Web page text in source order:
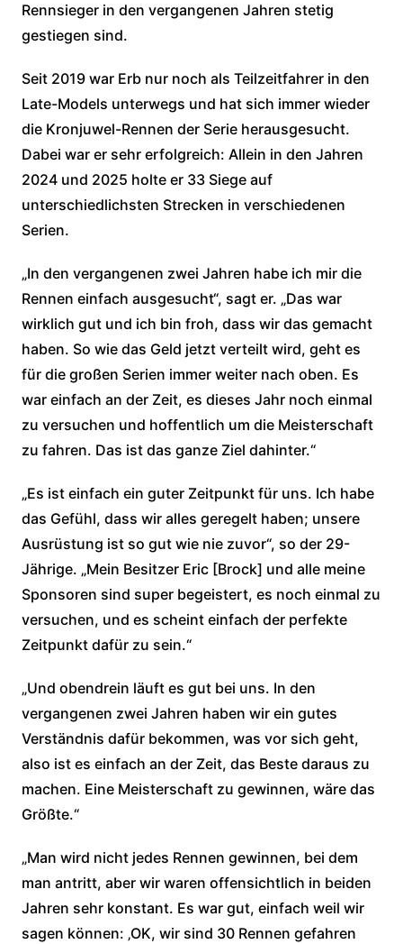
Rennsieger in den vergangenen Jahren stetig
gestiegen sind.
Seit 2019 war Erb nur noch als Teilzeitfahrer in den
Late-Models unterwegs und hat sich immer wieder
die Kronjuwel-Rennen der Serie herausgesucht.
Dabei war er sehr erfolgreich: Allein in den Jahren
2024 und 2025 holte er 33 Siege auf
unterschiedlichsten Strecken in verschiedenen
Serien.
„In den vergangenen zwei Jahren habe ich mir die
Rennen einfach ausgesucht“, sagt er. „Das war
wirklich gut und ich bin froh, dass wir das gemacht
haben. So wie das Geld jetzt verteilt wird, geht es
für die großen Serien immer weiter nach oben. Es
war einfach an der Zeit, es dieses Jahr noch einmal
zu versuchen und hoffentlich um die Meisterschaft
zu fahren. Das ist das ganze Ziel dahinter.“
„Es ist einfach ein guter Zeitpunkt für uns. Ich habe
das Gefühl, dass wir alles geregelt haben; unsere
Ausrüstung ist so gut wie nie zuvor“, so der 29-
Jährige. „Mein Besitzer Eric [Brock] und alle meine
Sponsoren sind super begeistert, es noch einmal zu
versuchen, und es scheint einfach der perfekte
Zeitpunkt dafür zu sein.“
„Und obendrein läuft es gut bei uns. In den
vergangenen zwei Jahren haben wir ein gutes
Verständnis dafür bekommen, was vor sich geht,
also ist es einfach an der Zeit, das Beste daraus zu
machen. Eine Meisterschaft zu gewinnen, wäre das
Größte.“
„Man wird nicht jedes Rennen gewinnen, bei dem
man antritt, aber wir waren offensichtlich in beiden
Jahren sehr konstant. Es war gut, einfach weil wir
sagen können: ‚OK, wir sind 30 Rennen gefahren